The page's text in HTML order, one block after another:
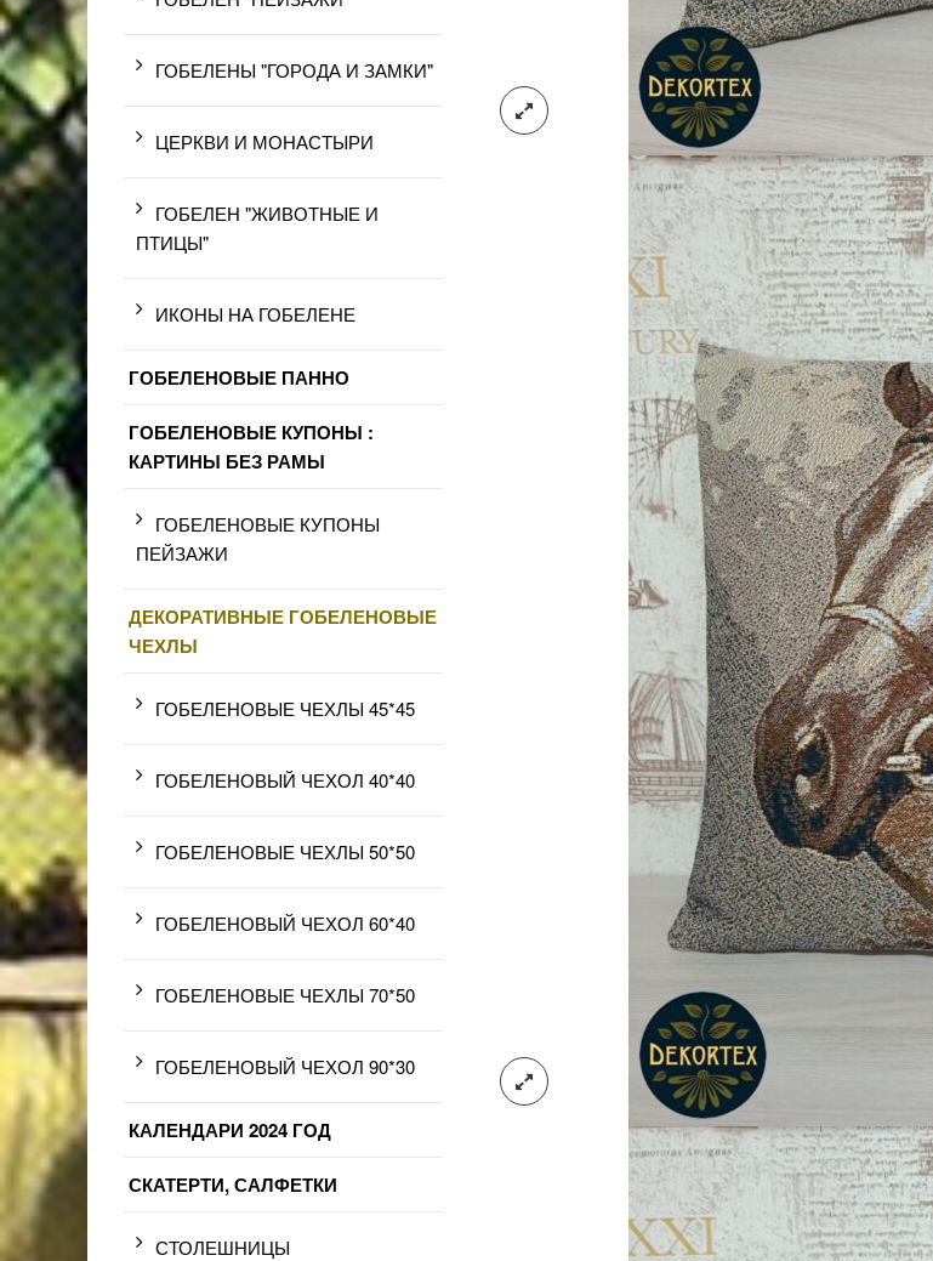
ГОБЕЛЕНЫ "ГОРОДА И ЗАМКИ"
ЦЕРКВИ И МОНАСТЫРИ
ГОБЕЛЕН "ЖИВОТНЫЕ И
ПТИЦЫ"
ИКОНЫ НА ГОБЕЛЕНЕ
ГОБЕЛЕНОВЫЕ ПАННО
ГОБЕЛЕНОВЫЕ КУПОНЫ :
КАРТИНЫ БЕЗ РАМЫ
ГОБЕЛЕНОВЫЕ КУПОНЫ
ПЕЙЗАЖИ
ДЕКОРАТИВНЫЕ ГОБЕЛЕНОВЫЕ
ЧЕХЛЫ
ГОБЕЛЕНОВЫЕ ЧЕХЛЫ 45*45
ГОБЕЛЕНОВЫЙ ЧЕХОЛ 40*40
ГОБЕЛЕНОВЫЕ ЧЕХЛЫ 50*50
ГОБЕЛЕНОВЫЙ ЧЕХОЛ 60*40
ГОБЕЛЕНОВЫЕ ЧЕХЛЫ 70*50
ГОБЕЛЕНОВЫЙ ЧЕХОЛ 90*30
КАЛЕНДАРИ 2024 ГОД
СКАТЕРТИ, САЛФЕТКИ
СТОЛЕШНИЦЫ